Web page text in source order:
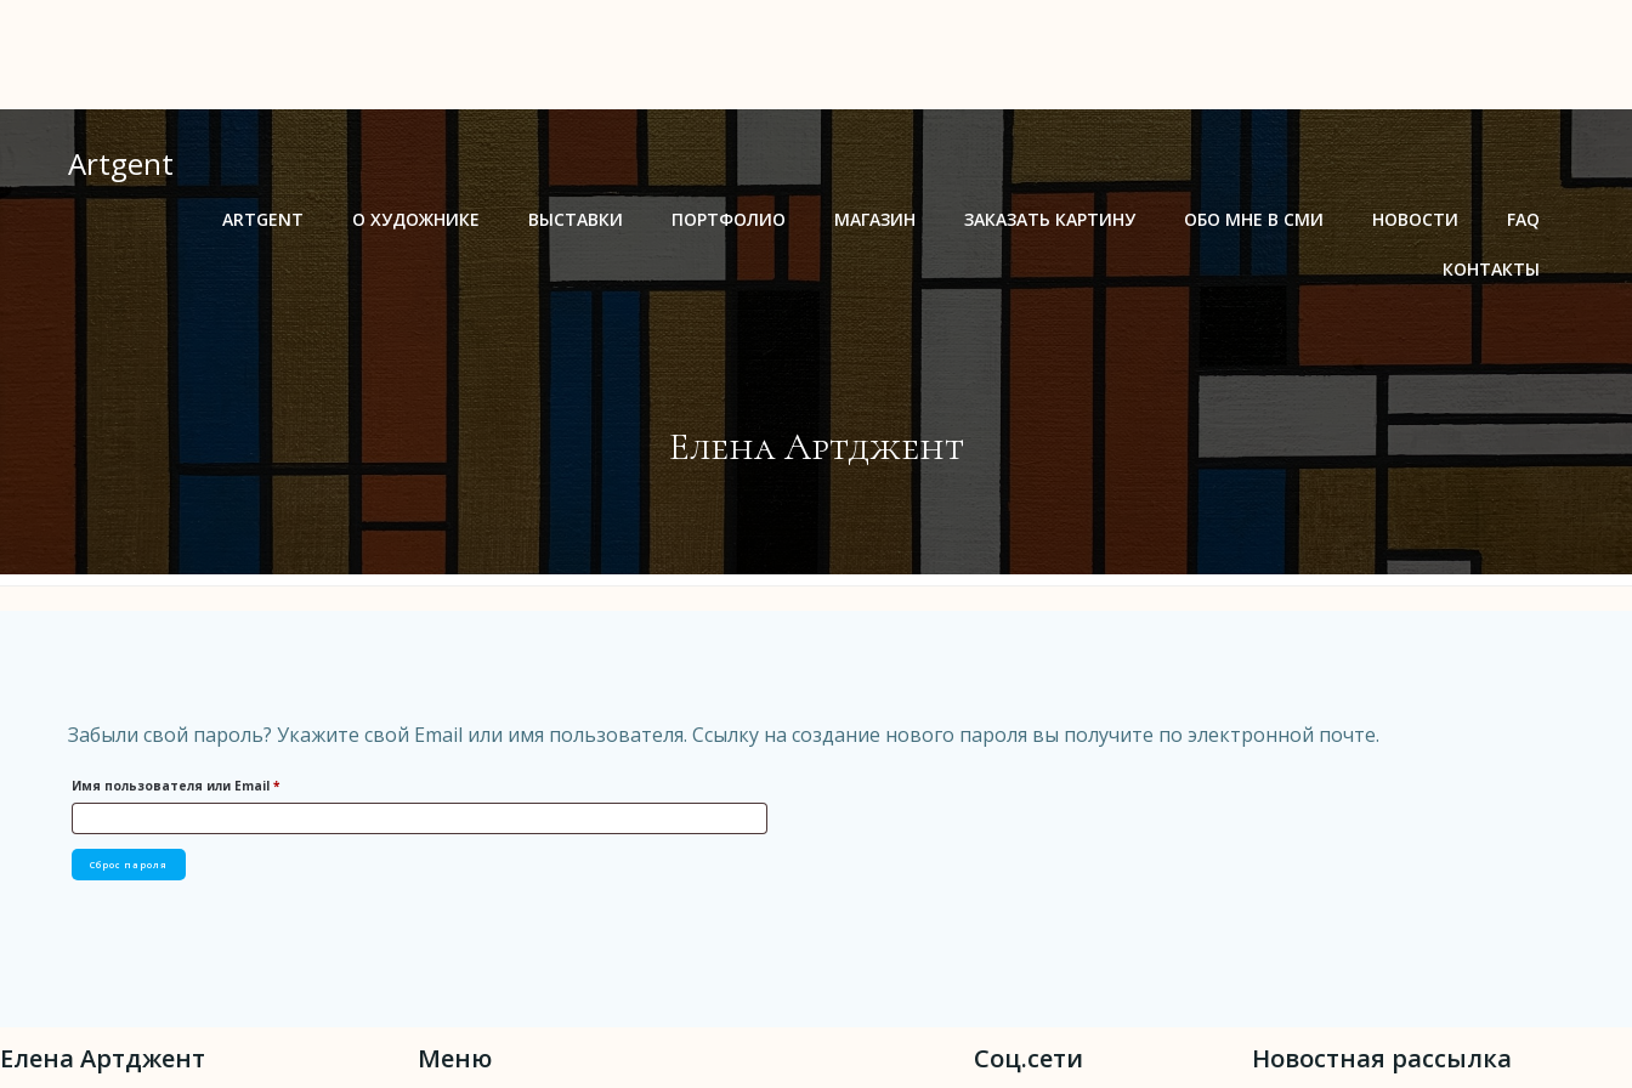
к
содержимому
Artgent
ARTGENT О ХУДОЖНИКЕ ВЫСТАВКИ ПОРТФОЛИО МАГАЗИН ЗАКАЗАТЬ КАРТИНУ ОБО МНЕ В СМИ НОВОСТИ FAQ
КОНТАКТЫ
Елена Артджент
Забыли свой пароль? Укажите свой Email или имя пользователя. Ссылку на создание нового пароля вы получите по электронной почте.
Имя пользователя или Email *Обязательно
Сброс пароля
Елена Артджент Меню Соц.сети Новостная рассылка